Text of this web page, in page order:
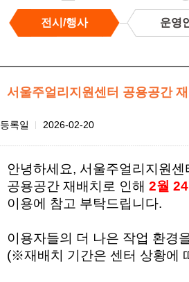
전시/행사 운영
서울주얼리지원센터 공용공간
등록일 2026-02-20
첨
일안녕하세요, 서울주얼리지원센
공용공간 재배치로 인해 2월
이용에 참고 부탁드립니다.
이용자들의 더 나은 작업 환경
(※재배치 기간은 센터 상황에